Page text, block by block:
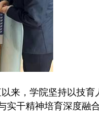
来，学院坚持以技
干精神培育深度融